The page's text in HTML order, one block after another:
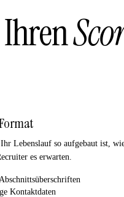
Ihren
Lebenslauf so aufgebaut ist,
es erwarten.
Kontaktdaten